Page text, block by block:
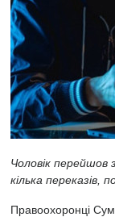
Чоловік перейшов
кілька переказів,
Правоохоронці